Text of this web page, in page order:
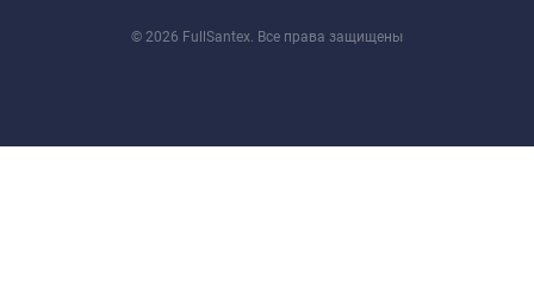
© 2026 FullSantex. Все права защищены